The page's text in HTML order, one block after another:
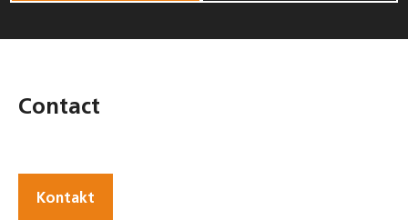
Contact
Kontakt